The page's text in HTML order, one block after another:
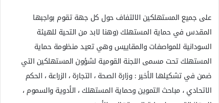
على جميع المستهلكين الالتفاف حول كل جهة تقوم بواجبها
المقدس في حماية المستهلك (وهنا لابد من التحية للهيئة
السودانية للمواصفات والمقاييس وهي تعيد منظومة حماية
المستهلك تحت مسمى اللجنة القومية لشؤون المستهلكين التي
ضمن في تشكيلها الأخير : وزارة الصحة ، التجارة ، الزراعة ، الحكم
الاتحادي ، مباحث التموين وحماية المستهلك ، الأدوية والسموم ،